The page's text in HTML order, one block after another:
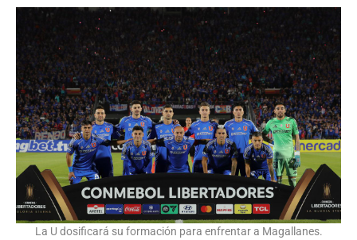
La U dosificará su formación para enfrentar a Magallanes.